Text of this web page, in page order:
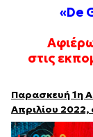
«De
στις
Παρασκευή 1η
Απριλίου 2022,